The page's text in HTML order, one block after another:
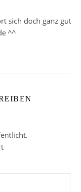
sich doch ganz gut
^^